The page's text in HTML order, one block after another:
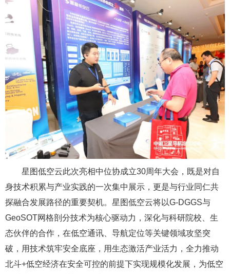
星图低空云此次亮相中位协成立30周年大会，既是对自
身技术积累与产业实践的一次集中展示，更是与行业同仁共
探融合发展路径的重要契机。星图低空云将以G-DGGS与
GeoSOT网格剖分技术为核心驱动力，深化与科研院校、生
态伙伴的合作，在低空通讯、导航定位等关键领域攻坚突
破，用技术筑牢安全底座，用生态激活产业活力，全力推动
北斗+低空经济在安全可控的前提下实现规模化发展，为低空